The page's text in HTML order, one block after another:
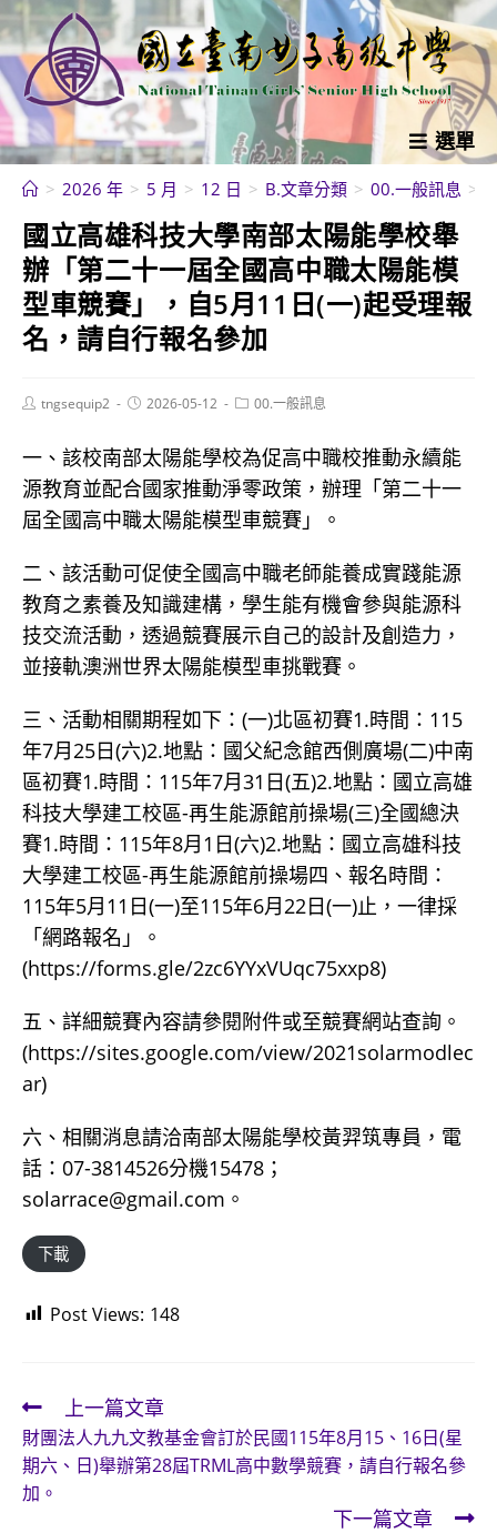
跳
轉
至
主
要
內
選單
> 2026 年 > 5 月 > 12 日 > B.文章分類 > 00.一般訊息 >
國立高雄科技大學南部太陽能學校舉
辦「第二十一屆全國高中職太陽能模
型車競賽」，自5月11日(一)起受理報
名，請自行報名參加
Posttngsequip2
Post2026-05-12
Post00.一般訊息
一、該校南部太陽能學校為促高中職校推動永續能
源教育並配合國家推動淨零政策，辦理「第二十一
屆全國高中職太陽能模型車競賽」。
二、該活動可促使全國高中職老師能養成實踐能源
教育之素養及知識建構，學生能有機會參與能源科
技交流活動，透過競賽展示自己的設計及創造力，
並接軌澳洲世界太陽能模型車挑戰賽。
三、活動相關期程如下：(一)北區初賽1.時間：115
年7月25日(六)2.地點：國父紀念館西側廣場(二)中南
區初賽1.時間：115年7月31日(五)2.地點：國立高雄
科技大學建工校區-再生能源館前操場(三)全國總決
賽1.時間：115年8月1日(六)2.地點：國立高雄科技
大學建工校區-再生能源館前操場四、報名時間：
115年5月11日(一)至115年6月22日(一)止，一律採
「網路報名」。
(https://forms.gle/2zc6YYxVUqc75xxp8)
五、詳細競賽內容請參閱附件或至競賽網站查詢。
(https://sites.google.com/view/2021solarmodlec
ar)
六、相關消息請洽南部太陽能學校黃羿筑專員，電
話：07-3814526分機15478；
solarrace@gmail.com。
下載
Post Views: 148
Read
more
articles
上一篇文章
財團法人九九文教基金會訂於民國115年8月15、16日(星
期六、日)舉辦第28屆TRML高中數學競賽，請自行報名參
加。
下一篇文章